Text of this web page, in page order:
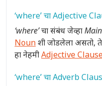
‘where’ चा Adjective
‘where’चा संबंध जेव्हा
Nounशी जोडलेला असतो,
हा नेहमीAdjective
‘where’ चा Adverb